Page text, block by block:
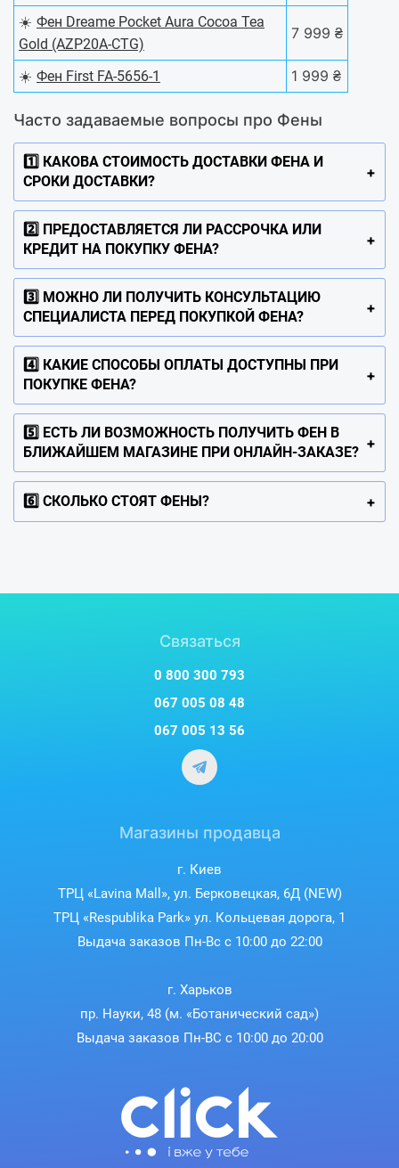
☀️ Фен Dreame Pocket Aura Cocoa Tea
Gold (AZP20A-CTG)
7 999 ₴
☀️ Фен First FA-5656-1 1 999 ₴
Часто задаваемые вопросы про Фены
1️⃣ КАКОВА СТОИМОСТЬ ДОСТАВКИ ФЕНА И
СРОКИ ДОСТАВКИ?
2️⃣ ПРЕДОСТАВЛЯЕТСЯ ЛИ РАССРОЧКА ИЛИ
КРЕДИТ НА ПОКУПКУ ФЕНА?
3️⃣ МОЖНО ЛИ ПОЛУЧИТЬ КОНСУЛЬТАЦИЮ
СПЕЦИАЛИСТА ПЕРЕД ПОКУПКОЙ ФЕНА?
4️⃣ КАКИЕ СПОСОБЫ ОПЛАТЫ ДОСТУПНЫ ПРИ
ПОКУПКЕ ФЕНА?
5️⃣ ЕСТЬ ЛИ ВОЗМОЖНОСТЬ ПОЛУЧИТЬ ФЕН В
БЛИЖАЙШЕМ МАГАЗИНЕ ПРИ ОНЛАЙН-ЗАКАЗЕ?
6️⃣ СКОЛЬКО СТОЯТ ФЕНЫ?
Связаться
0 800 300 793
067 005 08 48
067 005 13 56
Магазины продавца
г. Киев
ТРЦ «Lavina Mall», ул. Берковецкая, 6Д (NEW)
ТРЦ «Respublika Park» ул. Кольцевая дорога, 1
Выдача заказов Пн-Вс с 10:00 до 22:00
г. Харьков
пр. Науки, 48 (м. «Ботанический сад»)
Выдача заказов Пн-ВС с 10:00 до 20:00